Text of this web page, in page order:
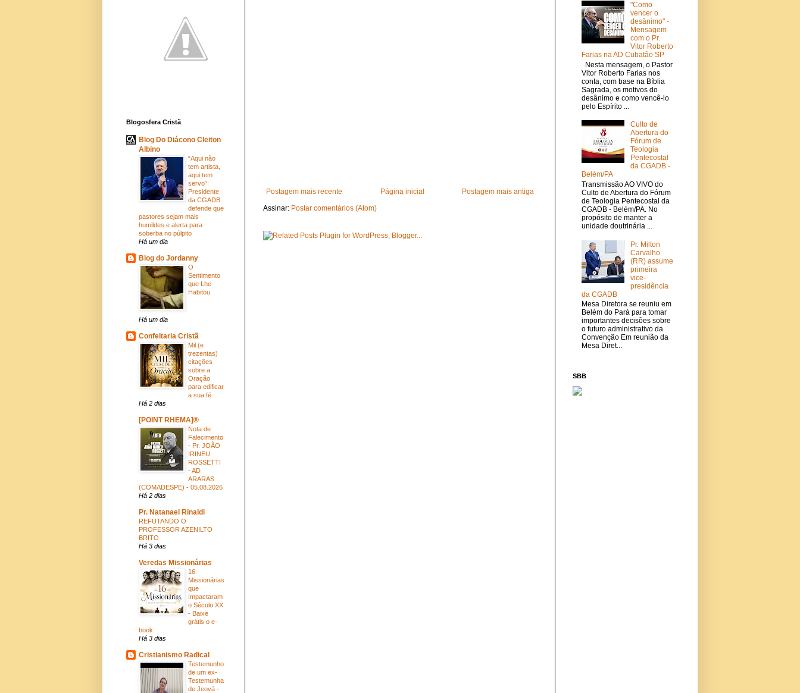
Postagem mais recente Postagem mais antiga
Página inicial
Assinar: Postar comentários (Atom)
Blogosfera Cristã
Blog Do Diácono Cleiton
Albino
“Aqui não
tem artista,
aqui tem
servo”:
Presidente
da CGADB
defende que
pastores sejam mais
humildes e alerta para
soberba no púlpito
Há um dia
Blog do Jordanny
O
Sentimento
que Lhe
Habitou
Há um dia
Confeitaria Cristã
Mil (e
trezentas)
citações
sobre a
Oração
para edificar
a sua fé
Há 2 dias
[POINT RHEMA]®
Nota de
Falecimento
- Pr. JOÃO
IRINEU
ROSSETTI
- AD
ARARAS
(COMADESPE) - 05.08.2026
Há 2 dias
Pr. Natanael Rinaldi
REFUTANDO O
PROFESSOR AZENILTO
BRITO
Há 3 dias
Veredas Missionárias
16
Missionárias
que
Impactaram
o Século XX
- Baixe
grátis o e-
book
Há 3 dias
Cristianismo Radical
Testemunho
de um ex-
Testemunha
de Jeová -
"Como
vencer o
desânimo" -
Mensagem
com o Pr.
Vitor Roberto
Farias na AD Cubatão SP
Nesta mensagem, o Pastor
Vitor Roberto Farias nos
conta, com base na Bíblia
Sagrada, os motivos do
desânimo e como vencê-lo
pelo Espírito ...
Culto de
Abertura do
Fórum de
Teologia
Pentecostal
da CGADB -
Belém/PA
Transmissão AO VIVO do
Culto de Abertura do Fórum
de Teologia Pentecostal da
CGADB - Belém/PA. No
propósito de manter a
unidade doutrinária ...
Pr. Milton
Carvalho
(RR) assume
primeira
vice-
presidência
da CGADB
Mesa Diretora se reuniu em
Belém do Pará para tomar
importantes decisões sobre
o futuro administrativo da
Convenção Em reunião da
Mesa Diret...
SBB